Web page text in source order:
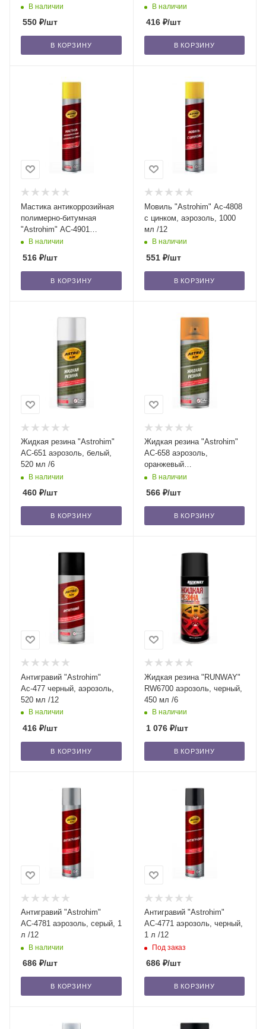
/12В наличии
550 ₽/шт
В КОРЗИНУ
В наличии
416₽/шт
В КОРЗИНУ
Мастика антикоррозийная
полимерно-битумная
"Astrohim" АС-4901
аэрозоль, 1 л /12
В наличии
516 ₽/шт
В КОРЗИНУ
Мовиль "Astrohim" Ас-4808
с цинком, аэрозоль, 1000
мл /12
В наличии
551₽/шт
В КОРЗИНУ
Жидкая резина "Astrohim"
АС-651 аэрозоль, белый,
520 мл /6
В наличии
460 ₽/шт
В КОРЗИНУ
Жидкая резина "Astrohim"
АС-658 аэрозоль,
оранжевый
флуоресцентный, 520 мл /6
В наличии
566₽/шт
В КОРЗИНУ
Антигравий "Astrohim"
Ас-477 черный, аэрозоль,
520 мл /12
В наличии
416 ₽/шт
В КОРЗИНУ
Жидкая резина "RUNWAY"
RW6700 аэрозоль, черный,
450 мл /6
В наличии
1 076₽/шт
В КОРЗИНУ
Антигравий "Astrohim"
АС-4781 аэрозоль, серый, 1
л /12
В наличии
686 ₽/шт
В КОРЗИНУ
Антигравий "Astrohim"
АС-4771 аэрозоль, черный,
1 л /12
Под заказ
686₽/шт
В КОРЗИНУ